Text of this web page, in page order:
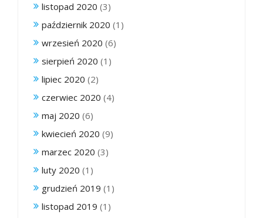
listopad 2020 (3)
październik 2020 (1)
wrzesień 2020 (6)
sierpień 2020 (1)
lipiec 2020 (2)
czerwiec 2020 (4)
maj 2020 (6)
kwiecień 2020 (9)
marzec 2020 (3)
luty 2020 (1)
grudzień 2019 (1)
listopad 2019 (1)